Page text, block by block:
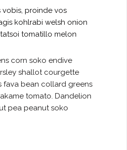
vobis, proinde vos
kohlrabi welsh onion
tomatillo melon
corn soko endive
shallot courgette
fava bean collard greens
tomato. Dandelion
pea peanut soko